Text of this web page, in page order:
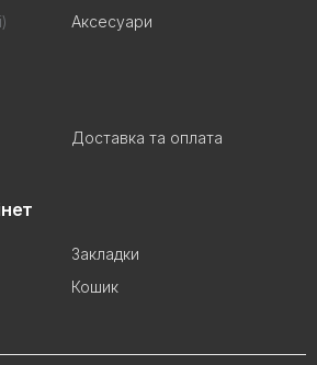
Аксесуари
Доставка та оплата
Закладки
Кошик